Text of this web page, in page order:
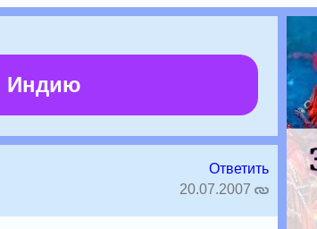
Индию
Ответить
20.07.2007